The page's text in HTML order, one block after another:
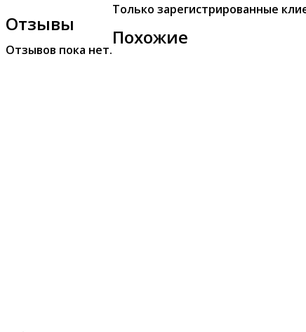
Отзывы
Отзывов пока нет.
Только зарегистрированные
Похожие